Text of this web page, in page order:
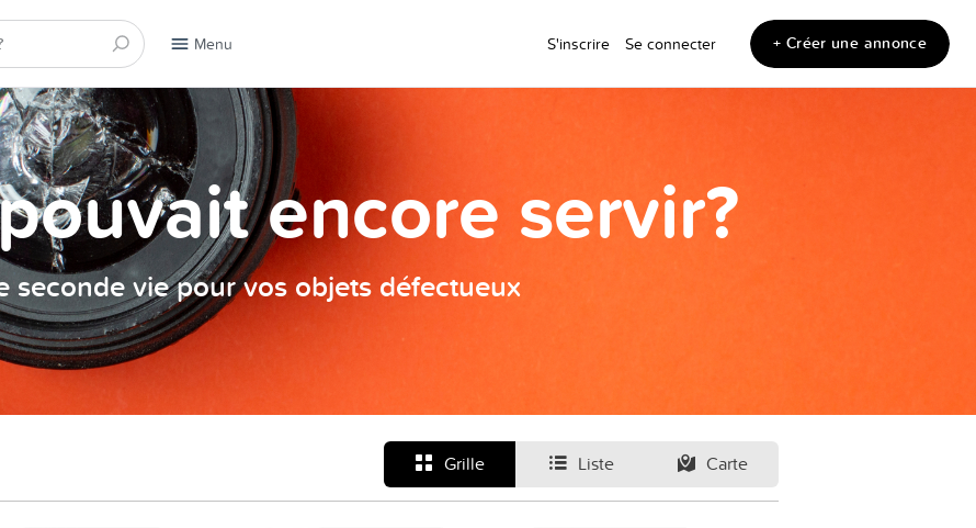
Menu S'inscrire Se connecter + Créer une annonce
encore servir?
seconde vie pour vos objets défectueux
Grille Liste Carte